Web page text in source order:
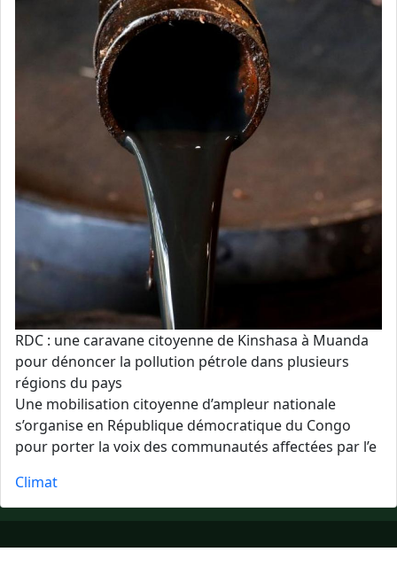
RDC : une caravane citoyenne de Kinshasa à Muanda
pour dénoncer la pollution pétrole dans plusieurs
régions du pays
Une mobilisation citoyenne d’ampleur nationale
s’organise en République démocratique du Congo
pour porter la voix des communautés affectées par l’e
Climat